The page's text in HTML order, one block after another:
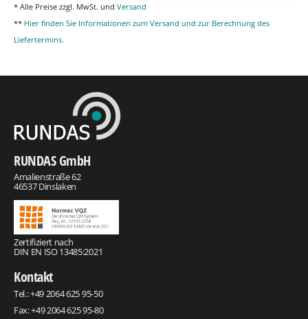
* Alle Preise zzgl. MwSt. und Versand
** Hier finden Sie Informationen zum Versand und zur Berechnung des
Liefertermins.
RUNDAS GmbH
Amalienstraße 62
46537 Dinslaken
Zertifiziert nach
DIN EN ISO 13485:2021
Kontakt
Tel.:+49 2064 625 95-50
Fax: +49 2064 625 95-80